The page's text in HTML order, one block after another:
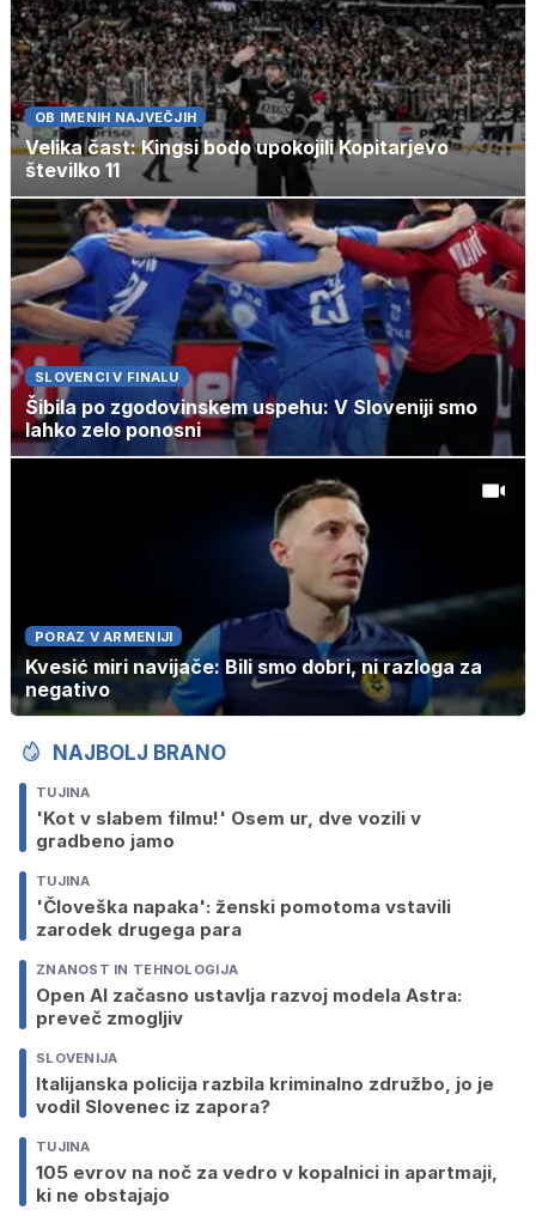
OB IMENIH NAJVEČJIH
Velika čast: Kingsi bodo upokojili Kopitarjevo
številko 11
SLOVENCI V FINALU
Šibila po zgodovinskem uspehu: V Sloveniji smo
lahko zelo ponosni
PORAZ V ARMENIJI
Kvesić miri navijače: Bili smo dobri, ni razloga za
negativo
NAJBOLJ BRANO
TUJINA
'Kot v slabem filmu!' Osem ur, dve vozili v
gradbeno jamo
TUJINA
'Človeška napaka': ženski pomotoma vstavili
zarodek drugega para
ZNANOST IN TEHNOLOGIJA
Open AI začasno ustavlja razvoj modela Astra:
preveč zmogljiv
SLOVENIJA
Italijanska policija razbila kriminalno združbo, jo je
vodil Slovenec iz zapora?
TUJINA
105 evrov na noč za vedro v kopalnici in apartmaji,
ki ne obstajajo